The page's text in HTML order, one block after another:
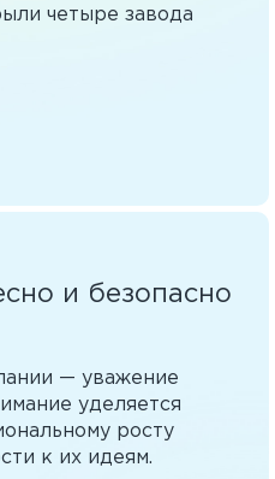
четыре завода
и безопасно
— уважение
уделяется
росту
к их идеям.